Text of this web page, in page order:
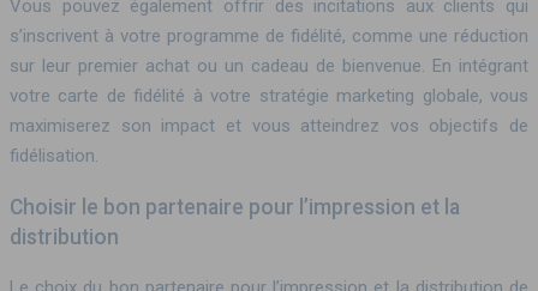
Vous pouvez également offrir des incitations aux clients qui
s’inscrivent à votre programme de fidélité, comme une réduction
sur leur premier achat ou un cadeau de bienvenue. En intégrant
votre carte de fidélité à votre stratégie marketing globale, vous
maximiserez son impact et vous atteindrez vos objectifs de
fidélisation.
Choisir le bon partenaire pour l’impression et la
distribution